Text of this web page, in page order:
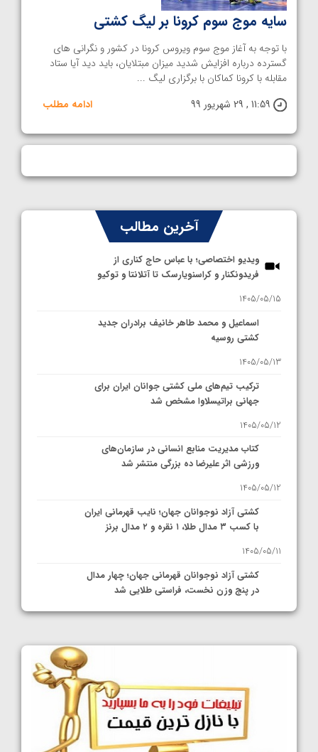
سایه موج سوم کرونا بر لیگ کشتی
با توجه به آغاز موج سوم ویروس کرونا در کشور و نگرانی های
گسترده درباره افزایش شدید میزان مبتلایان، باید دید آیا ستاد
مقابله با کرونا کماکان با برگزاری لیگ ...
11:59 , 29 شهریور 99
ادامه مطلب
آخرین مطالب
ویدیو اختصاصی؛ با عباس حاج کناری از
فریدونکنار و کراسنویارسک تا آتلانتا و توکیو
1405/05/15
اسماعیل و محمد طاهر خانیف برادران جدید
کشتی روسیه
1405/05/13
ترکیب تیم‌های ملی کشتی جوانان ایران برای
جهانی براتیسلاوا مشخص شد
1405/05/12
کتاب مدیریت منابع انسانی در سازمان‌های
ورزشی اثر علیرضا ده بزرگی منتشر شد
1405/05/12
کشتی آزاد نوجوانان جهان؛ نایب قهرمانی ایران
با کسب ۳ مدال طلا، ۱ نقره و ۲ مدال برنز
1405/05/11
کشتی آزاد نوجوانان قهرمانی جهان؛ چهار مدال
در پنج وزن نخست، فراستی طلایی شد
1405/05/11
کشتی آزاد نوجوانان جهان؛ رقبای نمایندگان
ایران مشخص شدند
1405/05/08